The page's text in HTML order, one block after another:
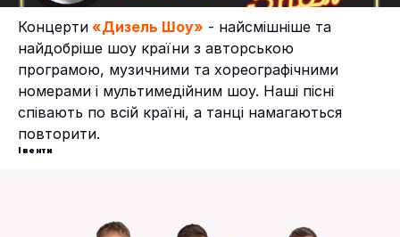
Концерти «Дизель Шоу» - найсмішніше та
найдобріше шоу країни з авторською
програмою, музичними та хореографічними
номерами і мультимедійним шоу. Наші пісні
співають по всій країні, а танці намагаються
повторити.
Івенти